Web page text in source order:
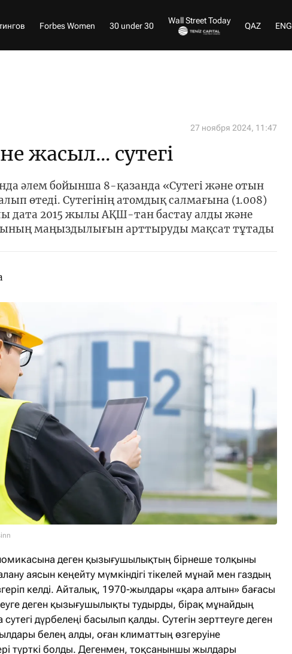
Forbes Women 30 under 30
Wall Street Today
QAZ ENG
27 ноября 2024, 11:47
жасыл... сутегі
әлем бойынша 8-қазанда «Сутегі және отын
өтеді. Сутегінің атомдық салмағына (1.008)
дата 2015 жылы АҚШ-тан бастау алды және
маңыздылығын арттыруды мақсат тұтады
деген қызығушылықтың бірнеше толқыны
аясын кеңейту мүмкіндігі тікелей мұнай мен газдың
келді. Айталық, 1970-жылдары «қара алтын» бағасы
деген қызығушылықты тудырды, бірақ мұнайдың
дүрбелеңі басылып қалды. Сутегін зерттеуге деген
белең алды, оған климаттың өзгеруіне
түрткі болды. Дегенмен, тоқсаныншы жылдары